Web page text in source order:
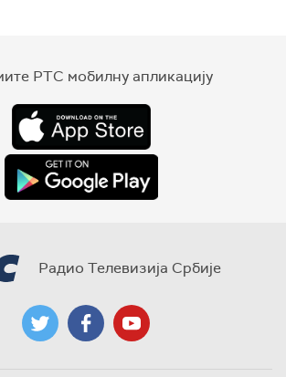
РТС мобилну апликацију
Радио Телевизија Србије